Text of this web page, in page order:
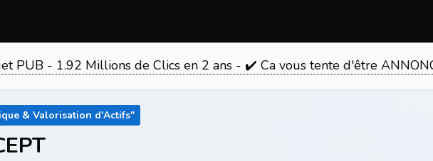
PUB - 1.92 Millions de Clics en 2 ans - ✔️ Ca vous tente d'être
& Valorisation d'Actifs"